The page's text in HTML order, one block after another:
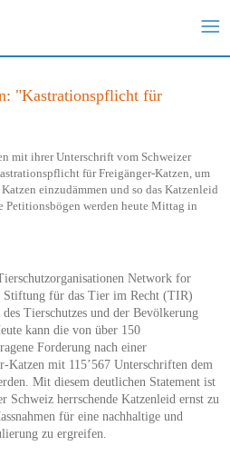
"Kastrationspflicht für
mit ihrer Unterschrift vom Schweizer
für Freigänger-Katzen, um
einzudämmen und so das Katzenleid
Petitionsbögen werden heute Mittag in
Network for
für das Tier im Recht (TIR)
Tierschutzes und der Bevölkerung
kann die von über 150
Forderung nach einer
mit 115’567 Unterschriften dem
Mit diesem deutlichen Statement ist
Schweiz herrschende Katzenleid ernst zu
für eine nachhaltige und
zu ergreifen.